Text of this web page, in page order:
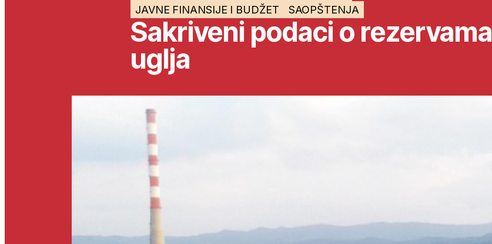
JAVNE FINANSIJE I BUDŽET
SAOPŠTENJA
Sakriveni podaci o rezervama
uglja